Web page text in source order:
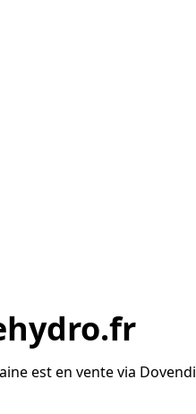
est en vente via Dovendi